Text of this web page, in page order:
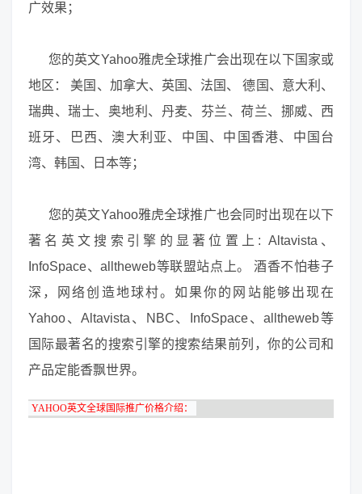
广效果；
您的英文Yahoo雅虎全球推广会出现在以下国家或
地区： 美国、加拿大、英国、法国、 德国、意大利、
瑞典、瑞士、奥地利、丹麦、芬兰、荷兰、挪威、西
班牙、巴西、澳大利亚、中国、中国香港、中国台
湾、韩国、日本等；
您的英文Yahoo雅虎全球推广也会同时出现在以下
著名英文搜索引擎的显著位置上: Altavista、
InfoSpace、alltheweb等联盟站点上。 酒香不怕巷子
深，网络创造地球村。如果你的网站能够出现在
Yahoo、Altavista、NBC、InfoSpace、alltheweb等
国际最著名的搜索引擎的搜索结果前列，你的公司和
产品定能香飘世界。
YAHOO英文全球国际推广价格介绍：